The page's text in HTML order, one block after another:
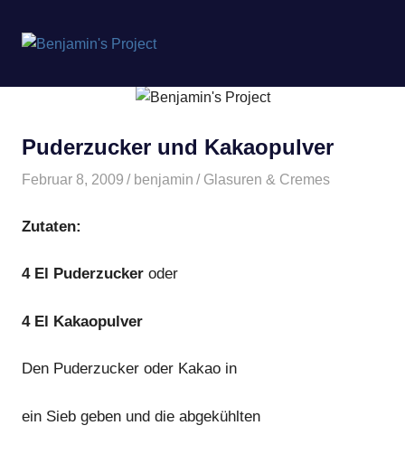
springen
Project
Puderzucker und Kakaopulver
Februar 8, 2009 benjamin Glasuren & Cremes
Zutaten:
4 El Puderzucker oder
4 El Kakaopulver
Den Puderzucker oder Kakao in
ein Sieb geben und die abgekühlten